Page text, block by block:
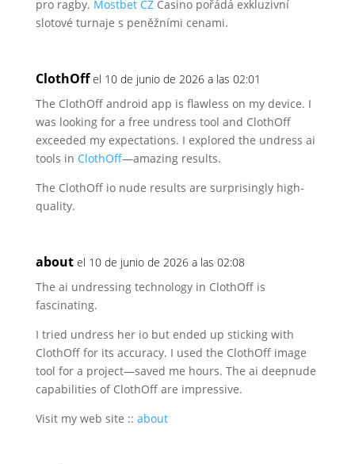
pro ragby. Mostbet CZCasino pořádá exkluzivní
slotové turnaje s peněžními cenami.
ClothOff el 10 de junio de 2026 a las 02:01
The ClothOff android app is flawless on my device. I
was looking for a free undress tool and ClothOff
exceeded my expectations. I explored the undress ai
tools in ClothOff—amazing results.
The ClothOff io nude results are surprisingly high-
quality.
about el 10 de junio de 2026 a las 02:08
The ai undressing technology in ClothOff is
fascinating.
I tried undress her io but ended up sticking with
ClothOff forits accuracy. I used the ClothOff image
tool for a project—saved me hours. The ai deepnude
capabilities of ClothOff are impressive.
Visit my web site :: about